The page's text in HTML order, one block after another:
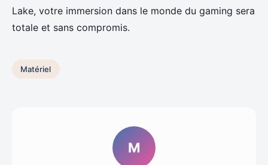
Lake, votre immersion dans le monde du gaming sera
totale et sans compromis.
Matériel
M